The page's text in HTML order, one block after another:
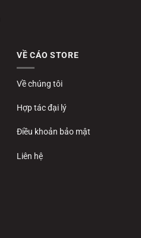
VỀ CÁO STORE
Về chúng tôi
Hợp tác đại lý
Điều khoản bảo mật
Liên hệ